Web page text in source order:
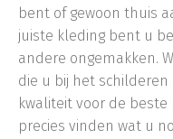
bent of gewoon thuis
juiste kleding bent u
andere ongemakken.
die u bij het schilderen
kwaliteit voor de beste
precies vinden wat u